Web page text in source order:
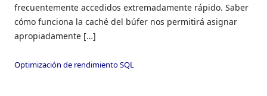
frecuentemente accedidos extremadamente rápido. Saber
cómo funciona la caché del búfer nos permitirá asignar
apropiadamente […]
Optimización de rendimiento SQL